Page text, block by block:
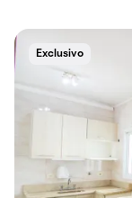
Exclusivo